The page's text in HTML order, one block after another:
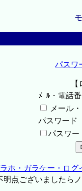
パスワ
ﾒｰﾙ・電話
メール
パスワード
パスワー
ホ・ガラケー・ログ
点ございましたら